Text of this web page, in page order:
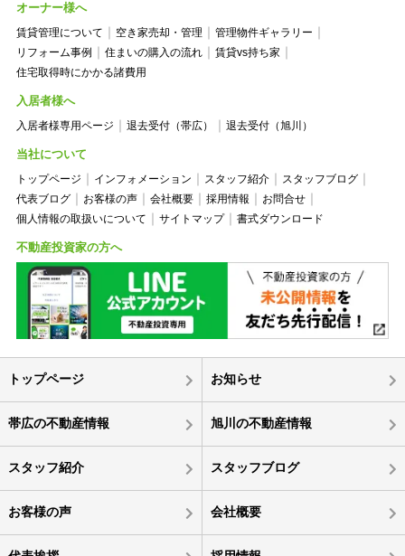
オーナー様へ
賃貸管理について 空き家売却・管理
管理物件ギャラリー
リフォーム事例
住まいの購入の流れ
賃貸vs持ち家
住宅取得時にかかる諸費用
入居者様へ
入居者様専用ページ 退去受付（帯広） 退去受付（旭川）
当社について
トップページ インフォメーション スタッフ紹介
スタッフブログ
代表ブログ
お客様の声 会社概要 採用情報
お問合せ
個人情報の取扱いについて
サイトマップ 書式ダウンロード
不動産投資家の方へ
トップページ お知らせ
帯広の不動産情報 旭川の不動産情報
スタッフ紹介 スタッフブログ
お客様の声 会社概要